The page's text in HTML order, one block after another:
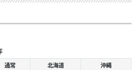
通常 北海道
沖縄